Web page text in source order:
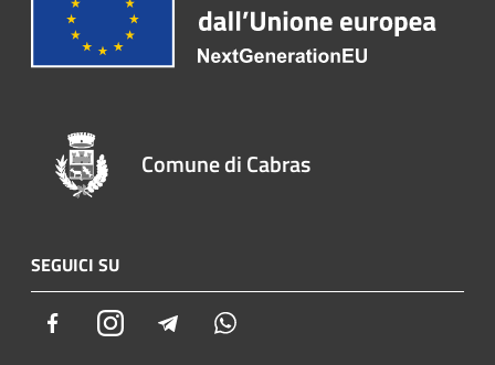
Comune di Cabras
SEGUICI SU
FacebookInstagram Telegram